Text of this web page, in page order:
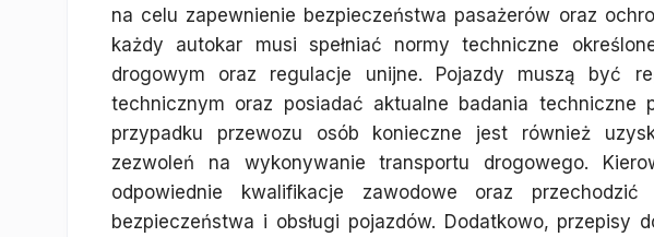
na celu zapewnienie bezpieczeństwa pasażerów oraz
każdy autokar musi spełniać normy techniczne
drogowym oraz regulacje unijne. Pojazdy muszą być
technicznym oraz posiadać aktualne badania techniczne
przypadku przewozu osób konieczne jest również
zezwoleń na wykonywanie transportu drogowego.
odpowiednie kwalifikacje zawodowe oraz
bezpieczeństwa i obsługi pojazdów. Dodatkowo, przepisy